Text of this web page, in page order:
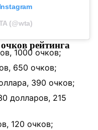
(@wta)
рейтинга
1000 очков;
650 очков;
390 очков;
долларов, 215
120 очков;